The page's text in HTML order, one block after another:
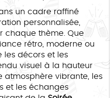
un cadre raffiné
personnalisée,
chaque thème. Que
rétro, moderne ou
les décors et les
visuel à la hauteur
atmosphère vibrante, les
et les échanges